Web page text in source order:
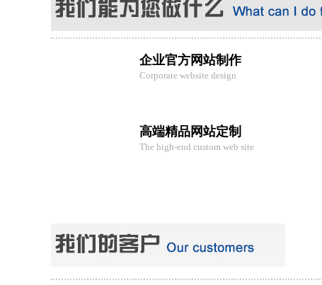
企业官方网站制作
Corporate website design
高端精品网站定制
The high-end custom web site